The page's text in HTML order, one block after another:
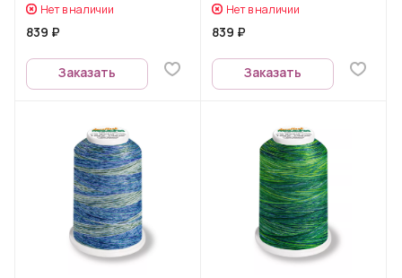
Нет в наличии
839 ₽
Заказать
Нет в наличии
839 ₽
Заказать